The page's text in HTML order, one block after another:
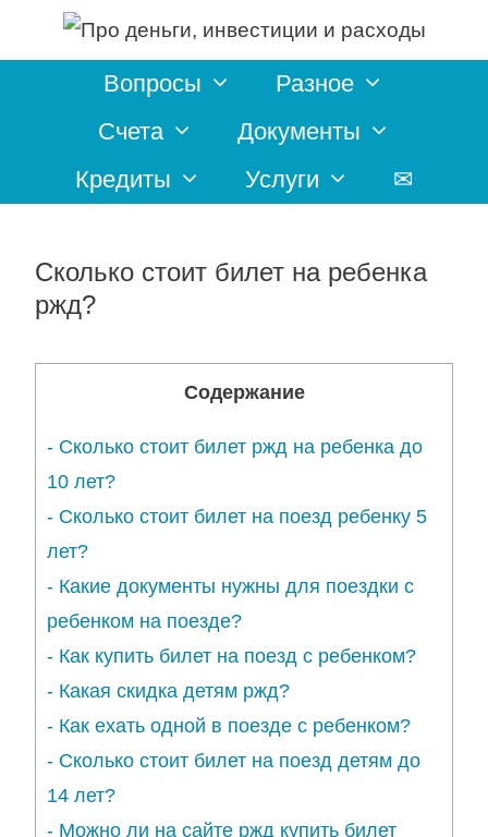
Перейти
к
содержимомуВопросы
Разное
Счета
Документы
Кредиты
Услуги ✉
Сколько стоит билет на ребенка
ржд?
Содержание
- Сколько стоит билет ржд на ребенка до
10 лет?
- Сколько стоит билет на поезд ребенку 5
лет?
- Какие документы нужны для поездки с
ребенком на поезде?
- Как купить билет на поезд с ребенком?
- Какая скидка детям ржд?
- Как ехать одной в поезде с ребенком?
- Сколько стоит билет на поезд детям до
14 лет?
- Можно ли на сайте ржд купить билет